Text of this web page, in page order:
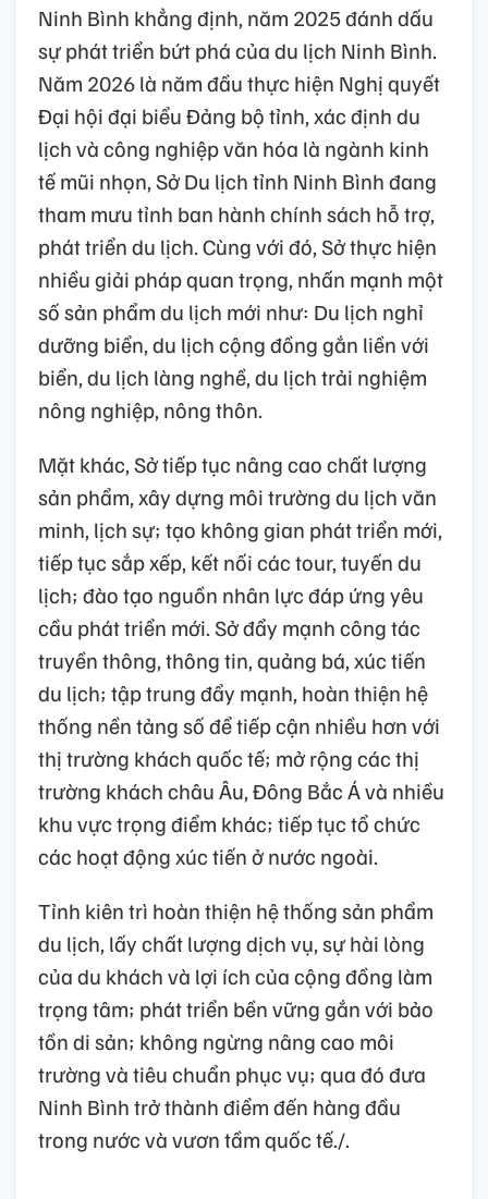
Ninh Bình khẳng định, năm 2025 đánh dấu
sự phát triển bứt phá của du lịch Ninh Bình.
Năm 2026 là năm đầu thực hiện Nghị quyết
Đại hội đại biểu Đảng bộ tỉnh, xác định du
lịch và công nghiệp văn hóa là ngành kinh
tế mũi nhọn, Sở Du lịch tỉnh Ninh Bình đang
tham mưu tỉnh ban hành chính sách hỗ trợ,
phát triển du lịch. Cùng với đó, Sở thực hiện
nhiều giải pháp quan trọng, nhấn mạnh một
số sản phẩm du lịch mới như: Du lịch nghỉ
dưỡng biển, du lịch cộng đồng gắn liền với
biển, du lịch làng nghề, du lịch trải nghiệm
nông nghiệp, nông thôn.
Mặt khác, Sở tiếp tục nâng cao chất lượng
sản phẩm, xây dựng môi trường du lịch văn
minh, lịch sự; tạo không gian phát triển mới,
tiếp tục sắp xếp, kết nối các tour, tuyến du
lịch; đào tạo nguồn nhân lực đáp ứng yêu
cầu phát triển mới. Sở đẩy mạnh công tác
truyền thông, thông tin, quảng bá, xúc tiến
du lịch; tập trung đẩy mạnh, hoàn thiện hệ
thống nền tảng số để tiếp cận nhiều hơn với
thị trường khách quốc tế; mở rộng các thị
trường khách châu Âu, Đông Bắc Á và nhiều
khu vực trọng điểm khác; tiếp tục tổ chức
các hoạt động xúc tiến ở nước ngoài.
Tỉnh kiên trì hoàn thiện hệ thống sản phẩm
du lịch, lấy chất lượng dịch vụ, sự hài lòng
của du khách và lợi ích của cộng đồng làm
trọng tâm; phát triển bền vững gắn với bảo
tồn di sản; không ngừng nâng cao môi
trường và tiêu chuẩn phục vụ; qua đó đưa
Ninh Bình trở thành điểm đến hàng đầu
trong nước và vươn tầm quốc tế./.